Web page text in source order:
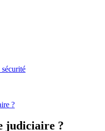
?
judiciaire ?